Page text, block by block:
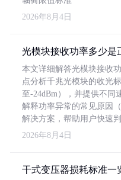
2026年8月4日
光模块接收功率多少是
本文详细解答光模块接收
点分析千兆光模块的收光
至-24dBm），并提供不同
解释功率异常的常见原因
解决方案，帮助用户快速
2026年8月4日
干式变压器损耗标准一